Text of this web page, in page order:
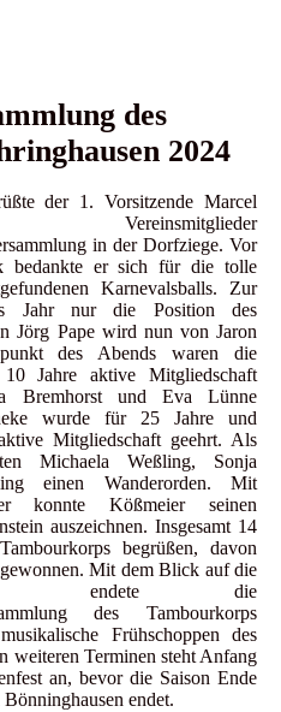
des
2024
der 1. Vorsitzende Marcel
in der Dorfziege. Vor
bedankte er sich für die tolle
Karnevalsballs. Zur
Jahr nur die Position des
Jörg Pape wird nun von Jaron
des Abends waren die
10 Jahre aktive Mitgliedschaft
Bremhorst und Eva Lünne
wurde für 25 Jahre und
Mitgliedschaft geehrt. Als
Michaela Weßling, Sonja
einen Wanderorden. Mit
konnte Kößmeier seinen
auszeichnen. Insgesamt 14
begrüßen, davon
Mit dem Blick auf die
endete die
des Tambourkorps
Frühschoppen des
weiteren Terminen steht Anfang
an, bevor die Saison Ende
endet.